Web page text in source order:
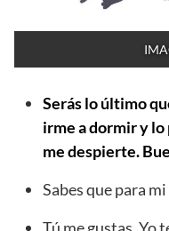
Serás lo último
irme a dormir y
me despierte.
Sabes que para